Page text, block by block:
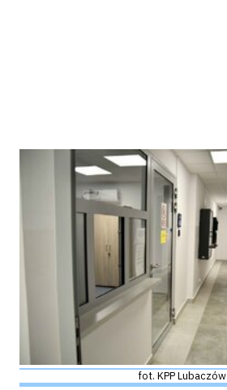
fot. KPP Lubaczów